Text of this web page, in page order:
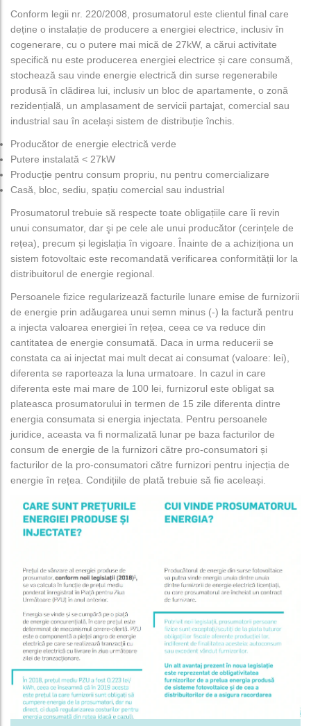
Conform legii nr. 220/2008, prosumatorul este clientul final care
deține o instalație de producere a energiei electrice, inclusiv în
cogenerare, cu o putere mai mică de 27kW, a cărui activitate
specifică nu este producerea energiei electrice și care consumă,
stochează sau vinde energie electrică din surse regenerabile
produsă în clădirea lui, inclusiv un bloc de apartamente, o zonă
rezidențială, un amplasament de servicii partajat, comercial sau
industrial sau în același sistem de distribuție închis.
Producător de energie electrică verde
Putere instalată < 27kW
Producție pentru consum propriu, nu pentru comercializare
Casă, bloc, sediu, spațiu comercial sau industrial
Prosumatorul trebuie să respecte toate obligațiile care îi revin
unui consumator, dar şi pe cele ale unui producător (cerințele de
rețea), precum și legislația în vigoare. Înainte de a achiziționa un
sistem fotovoltaic este recomandată verificarea conformității lor la
distribuitorul de energie regional.
Persoanele fizice regularizează facturile lunare emise de furnizorii
de energie prin adăugarea unui semn minus (-) la factură pentru
a injecta valoarea energiei în rețea, ceea ce va reduce din
cantitatea de energie consumată. Daca in urma reducerii se
constata ca ai injectat mai mult decat ai consumat (valoare: lei),
diferenta se raporteaza la luna urmatoare. In cazul in care
diferenta este mai mare de 100 lei, furnizorul este obligat sa
plateasca prosumatorului in termen de 15 zile diferenta dintre
energia consumata si energia injectata. Pentru persoanele
juridice, aceasta va fi normalizată lunar pe baza facturilor de
consum de energie de la furnizori către pro-consumatori și
facturilor de la pro-consumatori către furnizori pentru injecția de
energie în rețea. Condițiile de plată trebuie să fie aceleași.